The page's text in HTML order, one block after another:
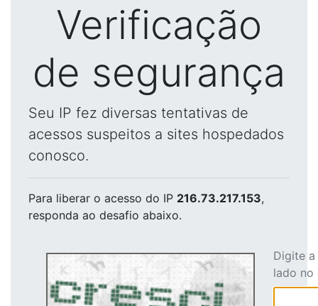
Verificação
de segurança
Seu IP fez diversas tentativas de
acessos suspeitos a sites hospedados
conosco.
Para liberar o acesso do IP 216.73.217.153,
responda ao desafio abaixo.
Digite
lado no